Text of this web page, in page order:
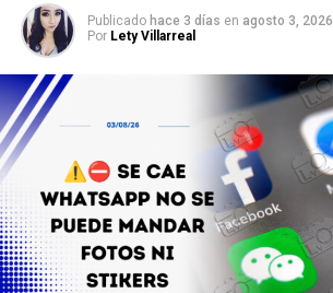
Publicado hace 3 días en agosto 3, 2026
Por Lety Villarreal